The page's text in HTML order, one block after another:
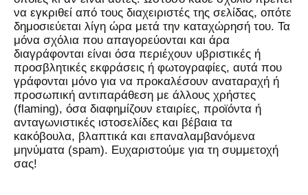
να εγκριθεί από τους διαχειριστές της σελίδας, οπότε
δημοσιεύεται λίγη ώρα μετά την καταχώρησή του. Τα
μόνα σχόλια που απαγορεύονται και άρα
διαγράφονται είναι όσα περιέχουν υβριστικές ή
προσβλητικές εκφράσεις ή φωτογραφίες, αυτά που
γράφονται μόνο για να προκαλέσουν αναταραχή ή
προσωπική αντιπαράθεση με άλλους χρήστες
(flaming), όσα διαφημίζουν εταιρίες, προϊόντα ή
ανταγωνιστικές ιστοσελίδες και βέβαια τα
κακόβουλα, βλαπτικά και επαναλαμβανόμενα
μηνύματα (spam). Ευχαριστούμε για τη συμμετοχή
σας!